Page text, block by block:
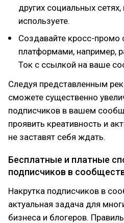
других социальных
используете.
Создавайте кросс-промо
платформами, например,
Ток с ссылкой на ваше
Следуя представленным
сможете существенно
подписчиков в вашем
проявить креативность и
не заставят себя ждать.
Бесплатные и платные
подписчиков в
Накрутка подписчиков в
актуальная задача для
бизнеса и блогеров.